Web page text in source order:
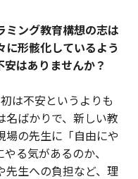
ング教育構想の志は
形骸化しているよう
はありませんか？
は不安というよりも
名ばかりで、新しい教
場の先生に「自由にや
る気があるのか、
先生への負担など、理